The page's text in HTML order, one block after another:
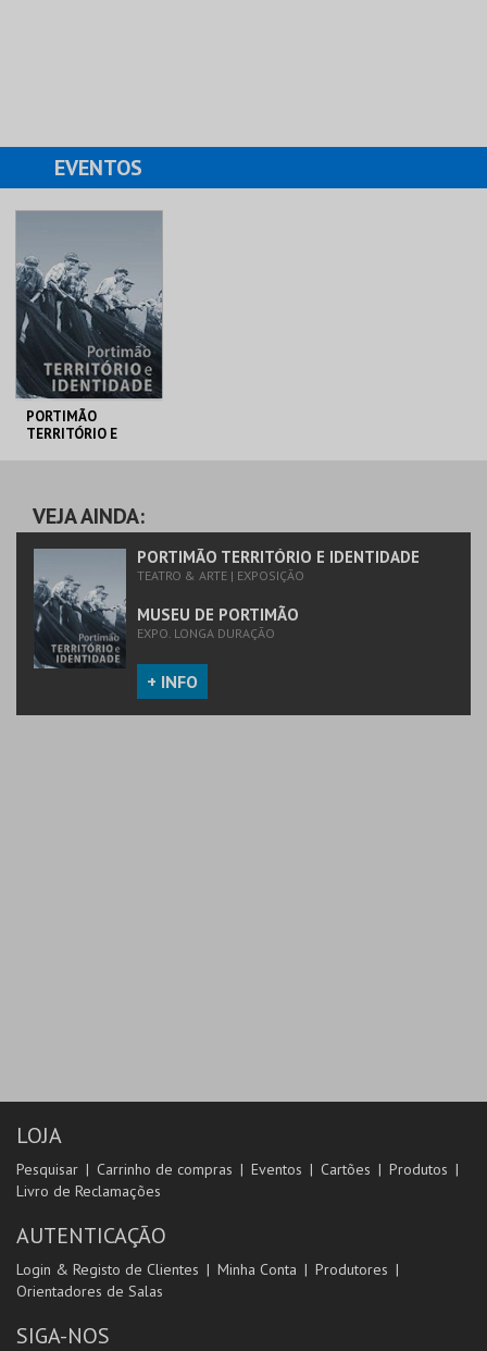
EVENTOS
PORTIMÃO
TERRITÓRIO E
PORTIMÃO
MAIS INFO
COMPRAR
VEJA AINDA:
PORTIMÃO TERRITÓRIO E IDENTIDADE
TEATRO & ARTE | EXPOSIÇÃO
MUSEU DE PORTIMÃO
EXPO. LONGA DURAÇÃO
+ INFO
LOJA
Pesquisar Carrinho de compras Eventos Cartões
Produtos
Livro de Reclamações
AUTENTICAÇÃO
Login & Registo de Clientes Minha Conta
Produtores
Orientadores de Salas
SIGA-NOS